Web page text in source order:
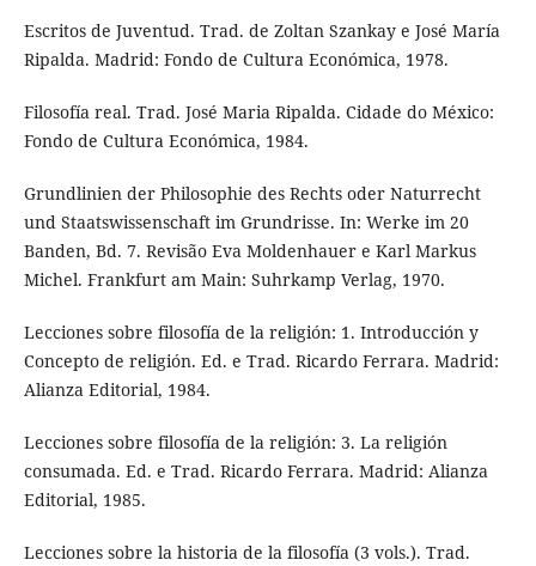
Escritos de Juventud. Trad. de Zoltan Szankay e José María
Ripalda. Madrid: Fondo de Cultura Económica, 1978.
Filosofía real. Trad. José Maria Ripalda. Cidade do México:
Fondo de Cultura Económica, 1984.
Grundlinien der Philosophie des Rechts oder Naturrecht
und Staatswissenschaft im Grundrisse. In: Werke im 20
Banden, Bd. 7. Revisão Eva Moldenhauer e Karl Markus
Michel. Frankfurt am Main: Suhrkamp Verlag, 1970.
Lecciones sobre filosofía de la religión: 1. Introducción y
Concepto de religión. Ed. e Trad. Ricardo Ferrara. Madrid:
Alianza Editorial, 1984.
Lecciones sobre filosofía de la religión: 3. La religión
consumada. Ed. e Trad. Ricardo Ferrara. Madrid: Alianza
Editorial, 1985.
Lecciones sobre la historia de la filosofía (3 vols.). Trad.